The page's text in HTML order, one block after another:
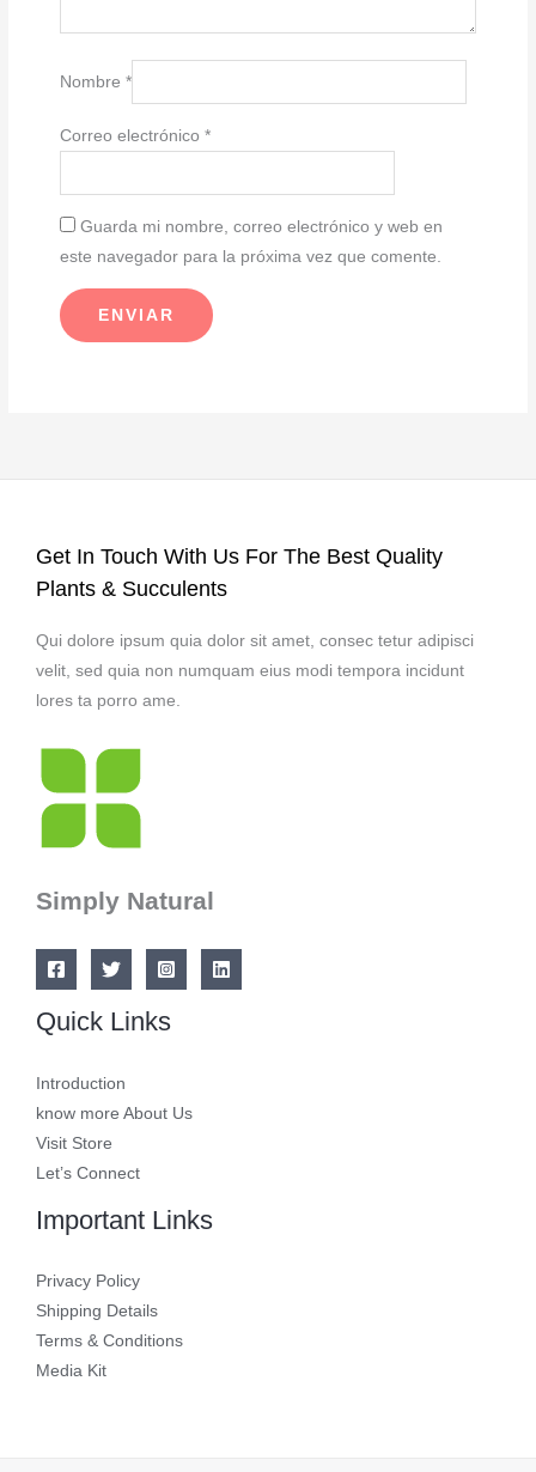
Nombre*
Correo electrónico*
Guarda mi nombre, correo electrónico y web en
este navegador para la próxima vez que comente.
Get In Touch With Us For The Best Quality
Plants & Succulents
Qui dolore ipsum quia dolor sit amet, consec tetur adipisci
velit, sed quia non numquam eius modi tempora incidunt
lores ta porro ame.
Simply Natural
Quick Links
Introduction
know more About Us
Visit Store
Let’s Connect
Important Links
Privacy Policy
Shipping Details
Terms & Conditions
Media Kit